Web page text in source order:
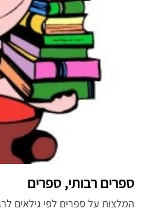
ספרים רבותי, ספרים
המלצות על ספרים לפי גילאים